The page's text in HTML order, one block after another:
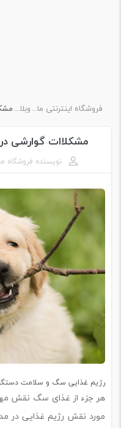
فروشگاه اینترنتی ماکیان دام پارس وبلاگ
مشکلاات گوارشی
نویسنده فروشگاه
رژیم غذایی سگ و سلامت
هر جزء از غذای سگ نقش
مورد نقش رژیم غذایی